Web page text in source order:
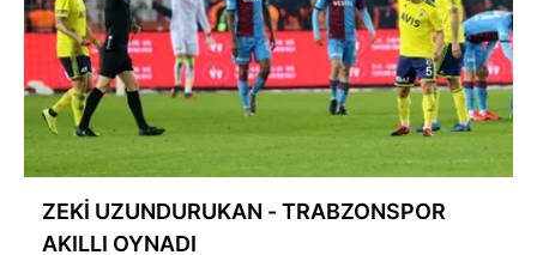
ZEKİ UZUNDURUKAN - TRABZONSPOR
AKILLI OYNADI